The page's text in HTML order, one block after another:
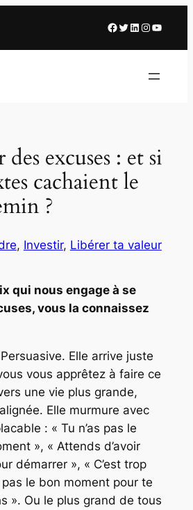
Facebook
X LinkedIn
Instagram
excuses : et si
cachaient le
?
, Investir, Libérer ta valeur
qui nous engage à se
vous la connaissez
Elle arrive juste
vous apprêtez à faire ce
une vie plus grande,
Elle murmure avec
: « Tu n’as pas le
», « Attends d’avoir
démarrer », « C’est trop
pas le bon moment pour te
». Ou le plus grand de tous